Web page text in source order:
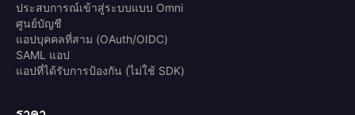
ประสบการณ์เข้าสู่ระบบแบบ Omni
ศูนย์บัญชี
แอปบุคคลที่สาม (OAuth/OIDC)
SAML แอป
แอปที่ได้รับการป้องกัน (ไม่ใช้ SDK)